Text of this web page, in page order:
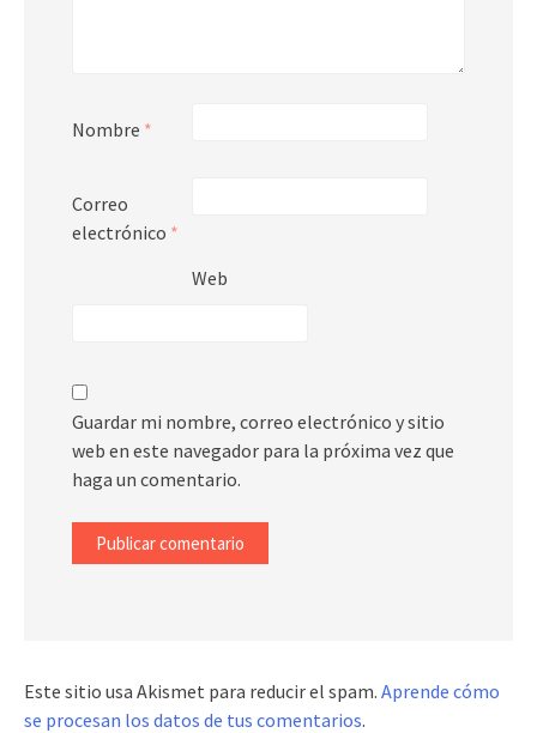
Nombre *
Correo
electrónico *
Web
Guardar mi nombre, correo electrónico y sitio
web en este navegador para la próxima vez que
haga un comentario.
Este sitio usa Akismet para reducir el spam. Aprende cómo
se procesan los datos de tus comentarios.